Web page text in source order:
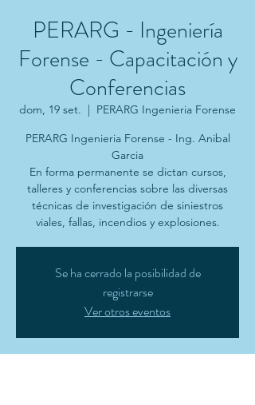
PERARG - Ingeniería
Forense - Capacitación y
Conferencias
dom, 19 set.
  |
PERARG Ingenieria Forense
PERARG Ingenieria Forense - Ing. Anibal
Garcia
En forma permanente se dictan cursos,
talleres y conferencias sobre las diversas
técnicas de investigación de siniestros
viales, fallas, incendios y explosiones.
Se ha cerrado la posibilidad de
registrarse
Ver otros eventos